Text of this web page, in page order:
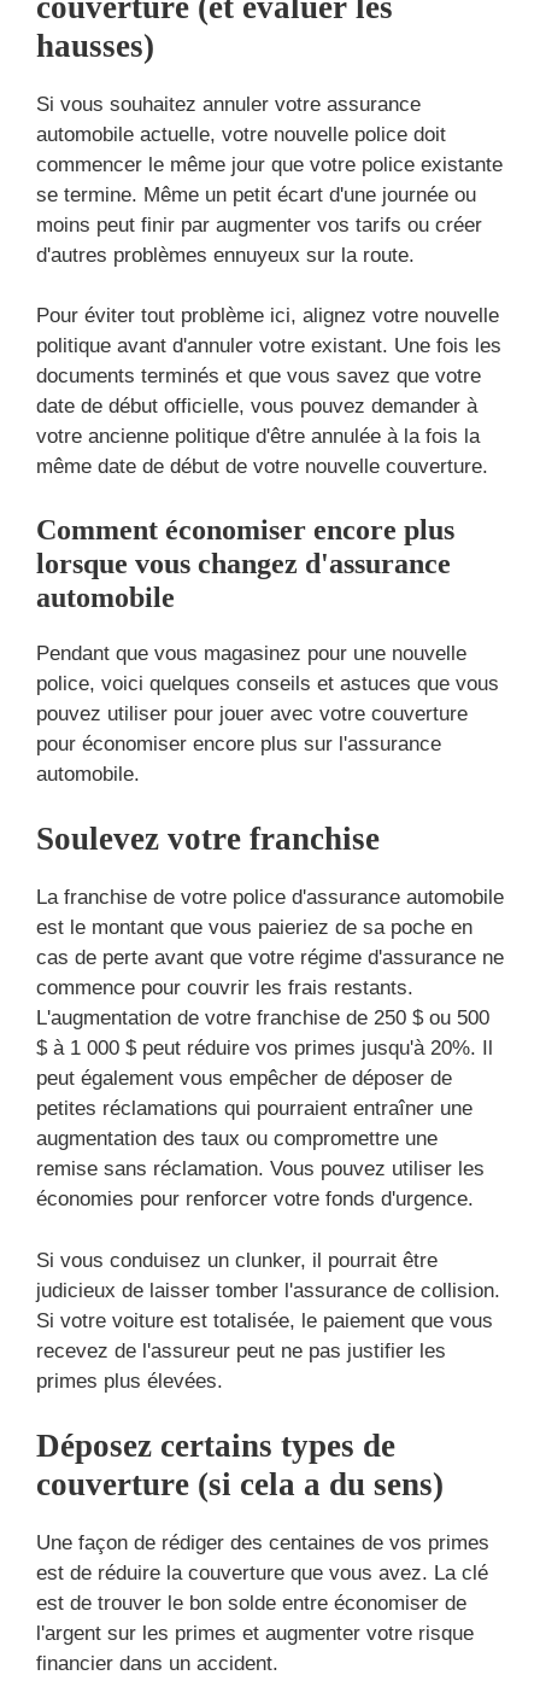
hausses)
Si vous souhaitez annuler votre assurance
automobile actuelle, votre nouvelle police doit
commencer le même jour que votre police existante
se termine. Même un petit écart d'une journée ou
moins peut finir par augmenter vos tarifs ou créer
d'autres problèmes ennuyeux sur la route.
Pour éviter tout problème ici, alignez votre nouvelle
politique avant d'annuler votre existant. Une fois les
documents terminés et que vous savez que votre
date de début officielle, vous pouvez demander à
votre ancienne politique d'être annulée à la fois la
même date de début de votre nouvelle couverture.
Comment économiser encore plus
lorsque vous changez d'assurance
automobile
Pendant que vous magasinez pour une nouvelle
police, voici quelques conseils et astuces que vous
pouvez utiliser pour jouer avec votre couverture
pour économiser encore plus sur l'assurance
automobile.
Soulevez votre franchise
La franchise de votre police d'assurance automobile
est le montant que vous paieriez de sa poche en
cas de perte avant que votre régime d'assurance ne
commence pour couvrir les frais restants.
L'augmentation de votre franchise de 250 $ ou 500
$ à 1 000 $ peut réduire vos primes jusqu'à 20%. Il
peut également vous empêcher de déposer de
petites réclamations qui pourraient entraîner une
augmentation des taux ou compromettre une
remise sans réclamation. Vous pouvez utiliser les
économies pour renforcer votre fonds d'urgence.
Si vous conduisez un clunker, il pourrait être
judicieux de laisser tomber l'assurance de collision.
Si votre voiture est totalisée, le paiement que vous
recevez de l'assureur peut ne pas justifier les
primes plus élevées.
Déposez certains types de
couverture (si cela a du sens)
Une façon de rédiger des centaines de vos primes
est de réduire la couverture que vous avez. La clé
est de trouver le bon solde entre économiser de
l'argent sur les primes et augmenter votre risque
financier dans un accident.